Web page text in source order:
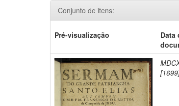
Conjunto de itens:
Pré-visualização
Data